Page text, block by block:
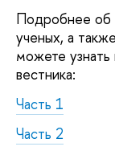
Подробнее об
ученых, а
можете узнать
вестника:
Часть 1
Часть 2